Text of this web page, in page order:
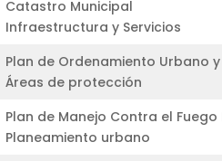
Catastro Municipal
Infraestructura y Servicios
Plan de Ordenamiento Urbano
Áreas de protección
Plan de Manejo Contra el Fuego
Planeamiento urbano